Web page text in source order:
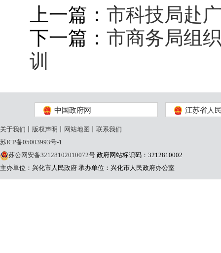
上一篇： 市科技局赴
下一篇： 市商务局组
训
中国政府网 江苏省人
关于我们 版权声明 网站地图
联系我们
苏ICP备05003993号-1
苏公网安备32128102010072号 政府网站标识码：3212810002
主办单位：兴化市人民政府 承办单位：兴化市人民政府办公室